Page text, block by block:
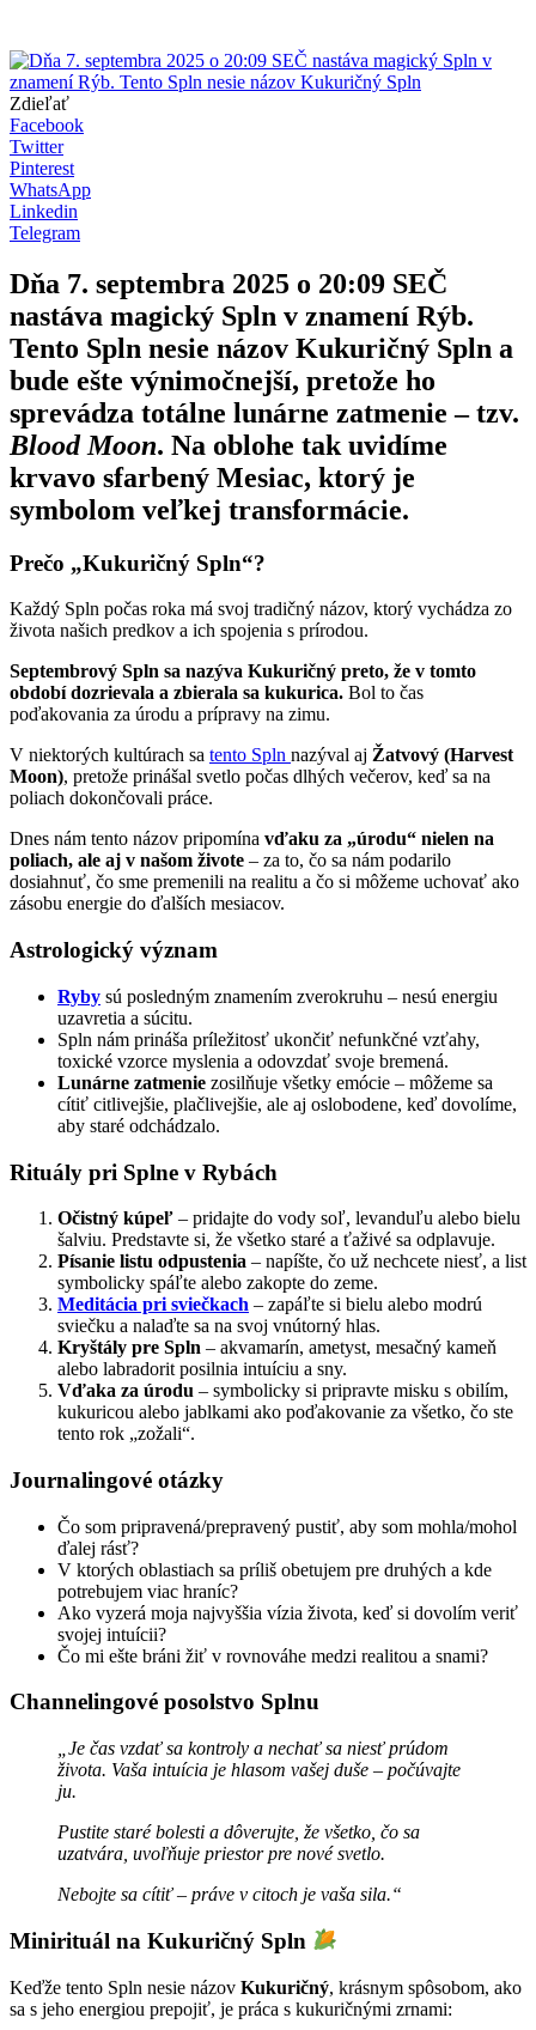
Zdieľať
Facebook
Twitter
Pinterest
WhatsApp
Linkedin
Telegram
Dňa 7. septembra 2025 o 20:09 SEČ
nastáva magický Spln v znamení Rýb.
Tento Spln nesie názov Kukuričný Spln a
bude ešte výnimočnejší, pretože ho
sprevádza totálne lunárne zatmenie – tzv.
Blood Moon. Na oblohe tak uvidíme
krvavo sfarbený Mesiac, ktorý je
symbolom veľkej transformácie.
Prečo „Kukuričný Spln“?
Každý Spln počas roka má svoj tradičný názov, ktorý vychádza zo
života našich predkov a ich spojenia s prírodou.
Septembrový Spln sa nazýva Kukuričný preto, že v tomto
období dozrievala a zbierala sa kukurica. Bol to čas
poďakovania za úrodu a prípravy na zimu.
V niektorých kultúrach sa tento Spln nazýval aj Žatvový (Harvest
Moon), pretože prinášal svetlo počas dlhých večerov, keď sa na
poliach dokončovali práce.
Dnes nám tento názov pripomína vďaku za „úrodu“ nielen na
poliach, ale aj v našom živote – za to, čo sa nám podarilo
dosiahnuť, čo sme premenili na realitu a čo si môžeme uchovať ako
zásobu energie do ďalších mesiacov.
Astrologický význam
Ryby sú posledným znamením zverokruhu – nesú energiu
uzavretia a súcitu.
Spln nám prináša príležitosť ukončiť nefunkčné vzťahy,
toxické vzorce myslenia a odovzdať svoje bremená.
Lunárne zatmenie zosilňuje všetky emócie – môžeme sa
cítiť citlivejšie, plačlivejšie, ale aj oslobodene, keď dovolíme,
aby staré odchádzalo.
Rituály pri Splne v Rybách
Očistný kúpeľ – pridajte do vody soľ, levanduľu alebo bielu
šalviu. Predstavte si, že všetko staré a ťaživé sa odplavuje.
Písanie listu odpustenia – napíšte, čo už nechcete niesť, a list
symbolicky spáľte alebo zakopte do zeme.
Meditácia pri sviečkach – zapáľte si bielu alebo modrú
sviečku a nalaďte sa na svoj vnútorný hlas.
Kryštály pre Spln – akvamarín, ametyst, mesačný kameň
alebo labradorit posilnia intuíciu a sny.
Vďaka za úrodu – symbolicky si pripravte misku s obilím,
kukuricou alebo jablkami ako poďakovanie za všetko, čo ste
tento rok „zožali“.
Journalingové otázky
Čo som pripravená/prepravený pustiť, aby som mohla/mohol
ďalej rásť?
V ktorých oblastiach sa príliš obetujem pre druhých a kde
potrebujem viac hraníc?
Ako vyzerá moja najvyššia vízia života, keď si dovolím veriť
svojej intuícii?
Čo mi ešte bráni žiť v rovnováhe medzi realitou a snami?
Channelingové posolstvo Splnu
„Je čas vzdať sa kontroly a nechať sa niesť prúdom
života. Vaša intuícia je hlasom vašej duše – počúvajte
ju.
Pustite staré bolesti a dôverujte, že všetko, čo sa
uzatvára, uvoľňuje priestor pre nové svetlo.
Nebojte sa cítiť – práve v citoch je vaša sila.“
Minirituál na Kukuričný Spln
Keďže tento Spln nesie názov Kukuričný, krásnym spôsobom, ako
sa s jeho energiou prepojiť, je práca s kukuričnými zrnami: